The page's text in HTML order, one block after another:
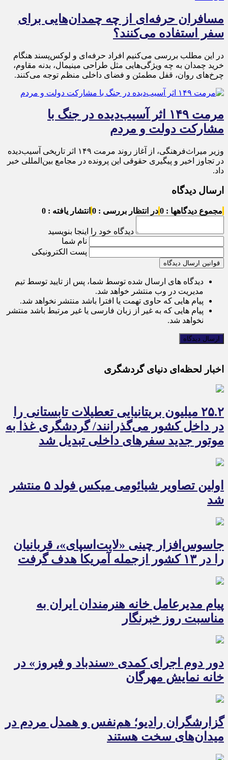
مسافران حرفه‌ای از چه چمدان‌هایی برای
سفر استفاده می‌کنند؟
در این مطلب بررسی می‌کنیم افراد حرفه‌ای و لوکس‌پسند هنگام
خرید چمدان به چه ویژگی‌هایی مثل طراحی مینیمال، بدنه مقاوم،
چرخ‌های روان، قفل مطمئن و فضای داخلی منظم توجه می‌کنند.
مرمت ۱۴۹ اثر آسیب‌دیده در جنگ با
مشارکت دولت و مردم
وزیر میراث‌فرهنگی، از آغاز روند مرمت ۱۴۹ اثر تاریخی آسیب‌دیده
در تجاوز اخیر و پیگیری حقوقی این پرونده در مجامع بین‌المللی خبر
داد.
ارسال دیدگاه
مجموع دیدگاهها : 0 در انتظار بررسی : 0 انتشار یافته : 0
دیدگاه خود را اینجا بنویسید
نام شما
پست الکترونیکی
قوانین ارسال دیدگاه
دیدگاه های ارسال شده توسط شما، پس از تایید توسط تیم
مدیریت در وب منتشر خواهد شد.
پیام هایی که حاوی تهمت یا افترا باشد منتشر نخواهد شد.
پیام هایی که به غیر از زبان فارسی یا غیر مرتبط باشد منتشر
نخواهد شد.
اخبار لحظه‌ای دنیای گردشگری
۲۵.۲ میلیون بریتانیایی تعطیلات تابستانی را
در داخل کشور می‌گذرانند/ گردشگری غذا به
موتور جدید سفرهای داخلی تبدیل شد
اولین تصاویر شیائومی میکس فولد ۵ منتشر
شد
جاسوس‌افزار چینی «لایت‌اسپای»، قربانیان
را در ۱۳ کشور ازجمله آمریکا هدف گرفت
پیام مدیرعامل خانه هنرمندان ایران به
مناسبت روز خبرنگار
دور دوم اجرای کمدی «سندباد و فیروز» در
خانه نمایش مهرگان
گزارشگران رادیو؛ هم‌نفس و همدل مردم در
میدان‌های سخت هستند